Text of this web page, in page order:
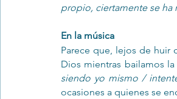
propio, ciertamente se ha
En la música
Parece que, lejos de huir
Dios mientras bailamos
siendo yo mismo /
ocasiones a quienes se